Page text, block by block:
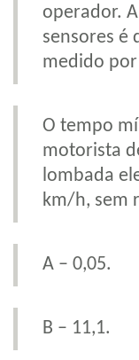
operador.
sensores é
medido
O tempo
motorista
lombada
km/h, sem
A – 0,05.
B – 11,1.